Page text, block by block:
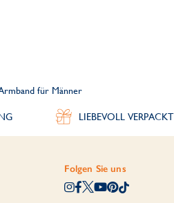
für Männer
LIEBEVOLL VERPACKT
Folgen Sie uns